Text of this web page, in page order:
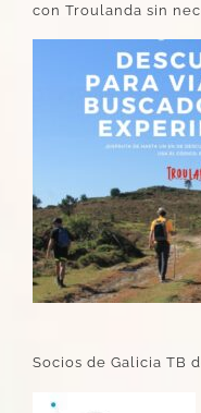
con Troulanda sin
Socios de Galicia TB